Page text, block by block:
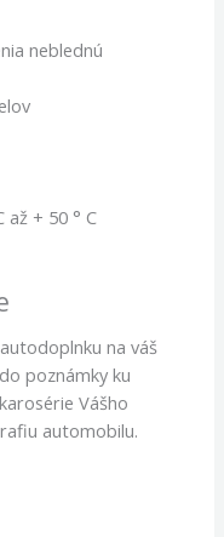
neblednú
+ 50 ° C
na váš
poznámky ku
Vášho
automobilu.